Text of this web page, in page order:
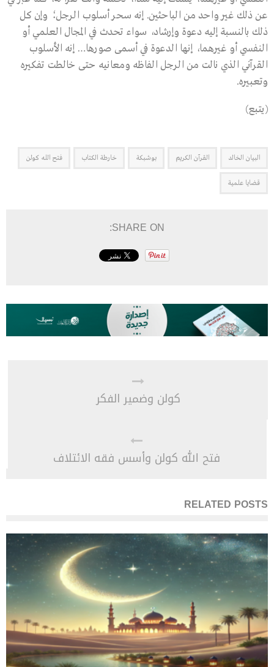
عن ذلك غير واحد من الباحثين. إنه سحر أسلوب الرجل؛ وإن كل
ذلك بالنسبة إليه دعوة وإرشاد، سواء تحدث في المجال العلمي أو
النفسي أو غيرهما، إنها الدعوة في أسمى صورها… إنه الأسلوب
القرآني الذي نالت من الرجل الفاظه ومعانيه حتى خالطت تفكيره
وتعبيره.
(يتبع)
البيان الخالد القرآن الكريم بوشبكة خارطة الكتاب فتح الله كولن
قضايا علمية
SHARE ON:
كولن وضمير الفكر
فتح الله كولن وأسس فقه الائتلاف
RELATED POSTS